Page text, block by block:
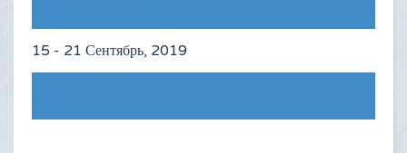
15 - 21 Сентябрь, 2019